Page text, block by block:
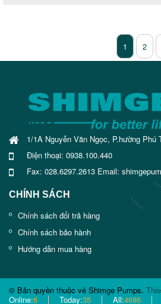
1 2
1/1A Nguyễn Văn Ngọc, P.hường Phú
Điện thoại: 0938.100.440
Fax: 028.6297.2613 Email:
CHÍNH SÁCH
Chính sách đổi trả hàng
Chính sách bảo hành
Hướng dẫn mua hàng
© Bản quyền thuộc về Shimge Pumps.
Online:6 Today:35 All:4686